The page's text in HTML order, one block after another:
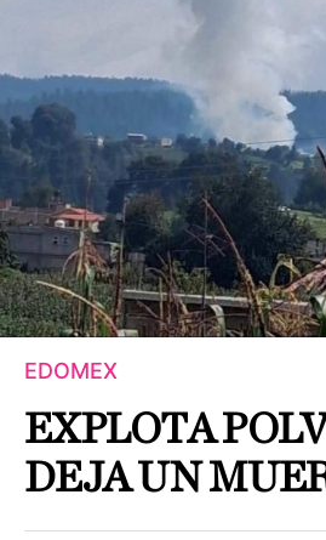
EDOMEX
EXPLOTA
DEJA UN